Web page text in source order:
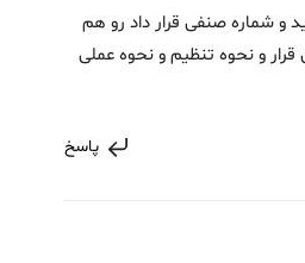
و شماره صنفی قرار داد رو هم
و نحوه تنظیم و نحوه عملی
پاسخ